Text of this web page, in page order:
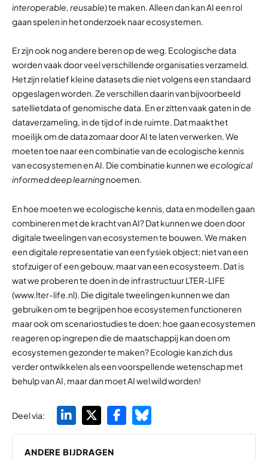
interoperable, reusable) te maken. Alleen dan kan AI een rol
gaan spelen in het onderzoek naar ecosystemen.
Er zijn ook nog andere beren op de weg. Ecologische data
worden vaak door veel verschillende organisaties verzameld.
Het zijn relatief kleine datasets die niet volgens een standaard
opgeslagen worden. Ze verschillen daarin van bijvoorbeeld
satellietdata of genomische data. En er zitten vaak gaten in de
dataverzameling, in de tijd of in de ruimte. Dat maakt het
moeilijk om de data zomaar door AI te laten verwerken. We
moeten toe naar een combinatie van de ecologische kennis
van ecosystemen en AI. Die combinatie kunnen weecological
informed deep learningnoemen.
En hoe moeten we ecologische kennis, data en modellen gaan
combineren met de kracht van AI? Dat kunnen we doen door
digitale tweelingen van ecosystemen te bouwen. We maken
een digitale representatie van een fysiek object; niet van een
stofzuiger of een gebouw, maar van een ecosysteem. Dat is
wat we proberen te doen in de infrastructuur LTER-LIFE
(www.lter-life.nl). Die digitale tweelingen kunnen we dan
gebruiken om te begrijpen hoe ecosystemen functioneren
maar ook om scenariostudies te doen: hoe gaan ecosystemen
reageren op ingrepen die de maatschappij kan doen om
ecosystemen gezonder te maken? Ecologie kan zich dus
verder ontwikkelen als een voorspellende wetenschap met
behulp van AI, maar dan moet AI wel wild worden!
Deel via:
ANDERE BIJDRAGEN